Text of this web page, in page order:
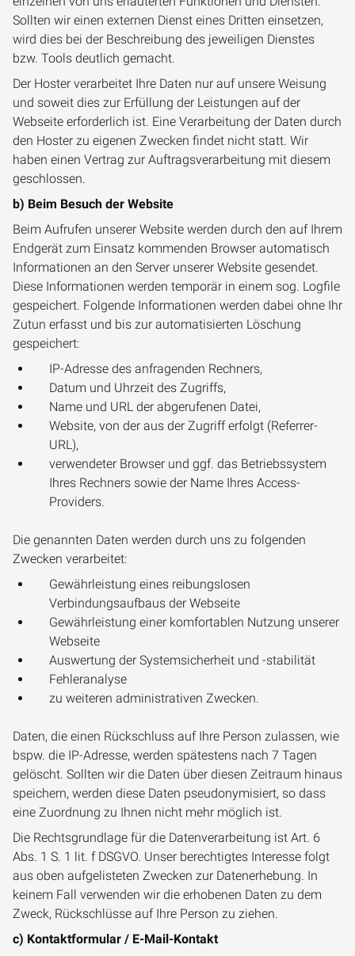
Sollten wir einen externen Dienst eines Dritten einsetzen,
wird dies bei der Beschreibung des jeweiligen Dienstes
bzw. Tools deutlich gemacht.
Der Hoster verarbeitet Ihre Daten nur auf unsere Weisung
und soweit dies zur Erfüllung der Leistungen auf der
Webseite erforderlich ist. Eine Verarbeitung der Daten durch
den Hoster zu eigenen Zwecken findet nicht statt. Wir
haben einen Vertrag zur Auftragsverarbeitung mit diesem
geschlossen.
b) Beim Besuch der Website
Beim Aufrufen unserer Website werden durch den auf Ihrem
Endgerät zum Einsatz kommenden Browser automatisch
Informationen an den Server unserer Website gesendet.
Diese Informationen werden temporär in einem sog. Logfile
gespeichert. Folgende Informationen werden dabei ohne Ihr
Zutun erfasst und bis zur automatisierten Löschung
gespeichert:
IP-Adresse des anfragenden Rechners,
Datum und Uhrzeit des Zugriffs,
Name und URL der abgerufenen Datei,
Website, von der aus der Zugriff erfolgt (Referrer-
URL),
verwendeter Browser und ggf. das Betriebssystem
Ihres Rechners sowie der Name Ihres Access-
Providers.
Die genannten Daten werden durch uns zu folgenden
Zwecken verarbeitet:
Gewährleistung eines reibungslosen
Verbindungsaufbaus der Webseite
Gewährleistung einer komfortablen Nutzung unserer
Webseite
Auswertung der Systemsicherheit und -stabilität
Fehleranalyse
zu weiteren administrativen Zwecken.
Daten, die einen Rückschluss auf Ihre Person zulassen, wie
bspw. die IP-Adresse, werden spätestens nach 7 Tagen
gelöscht. Sollten wir die Daten über diesen Zeitraum hinaus
speichern, werden diese Daten pseudonymisiert, so dass
eine Zuordnung zu Ihnen nicht mehr möglich ist.
Die Rechtsgrundlage für die Datenverarbeitung ist Art. 6
Abs. 1 S. 1 lit. f DSGVO. Unser berechtigtes Interesse folgt
aus oben aufgelisteten Zwecken zur Datenerhebung. In
keinem Fall verwenden wir die erhobenen Daten zu dem
Zweck, Rückschlüsse auf Ihre Person zu ziehen.
c) Kontaktformular / E-Mail-Kontakt